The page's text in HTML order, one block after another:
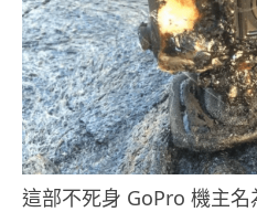
這部不死身 GoPro 機主